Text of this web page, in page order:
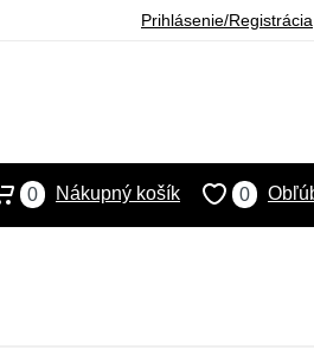
Prihlásenie/Registrácia
0
0 Nákupný košík